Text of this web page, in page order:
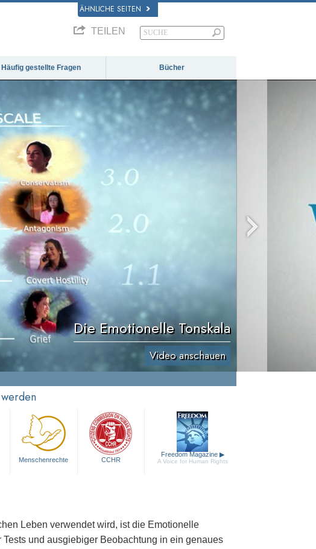
ÄHNLICHE SEITEN
TEILEN
Häufig gestellte Fragen Bücher
Die Emotionelle Tonskala
Video anschauen
Menschenrechte CCHR
Freedom Magazine ▶
A Voice for Human Rights
Leben verwendet wird, ist die Emotionelle
und ausgiebiger Beobachtung in ein genaues